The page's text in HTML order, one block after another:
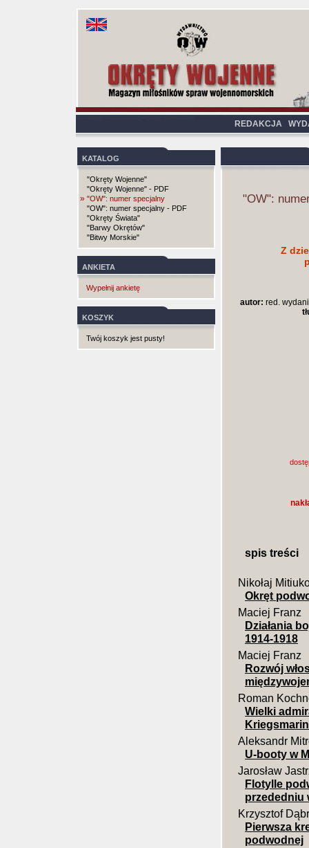
REDAKCJA
KATALOG
"Okręty Wojenne"
"Okręty Wojenne" - PDF
» "OW": numer specjalny
"OW": numer specjalny - PDF
"Okręty Świata"
"Barwy Okrętów"
"Bitwy Morskie"
ANKIETA
Wypełnij ankietę
KOSZYK
Twój koszyk jest pusty!
"OW":
Z
autor: red.
spis treści
Nikołaj
Okręt
Maciej Franz
Działania
1914-1918
Maciej Franz
Rozwój
Roman
Wielki
Aleksandr
U-booty w
Jarosław
Flotylle
przededniu
Krzysztof
Pierwsza
podwodnej